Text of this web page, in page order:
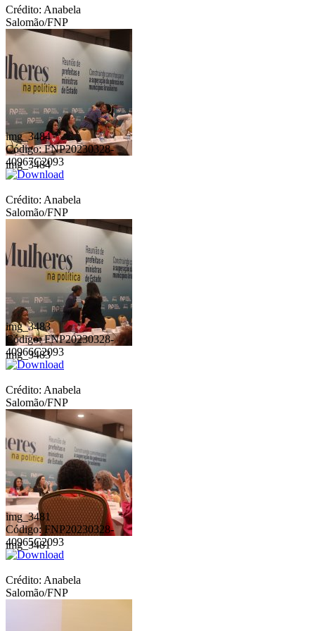
Crédito: Anabela
Salomão/FNP
img_3484
img_3484
Código: FNP20230328-
40967C2093
Crédito: Anabela
Salomão/FNP
img_3483
img_3483
Código: FNP20230328-
40966C2093
Crédito: Anabela
Salomão/FNP
img_3481
img_3481
Código: FNP20230328-
40965C2093
Crédito: Anabela
Salomão/FNP